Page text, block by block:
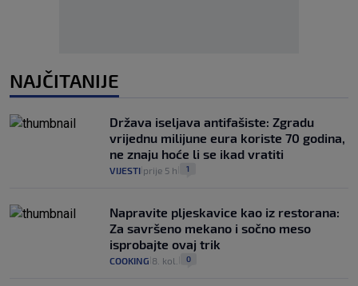
NAJČITANIJE
Država iseljava antifašiste: Zgradu
vrijednu milijune eura koriste 70 godina,
ne znaju hoće li se ikad vratiti
VIJESTI prije 5 h 1
Napravite pljeskavice kao iz restorana:
Za savršeno mekano i sočno meso
isprobajte ovaj trik
COOKING 8. kol. 0